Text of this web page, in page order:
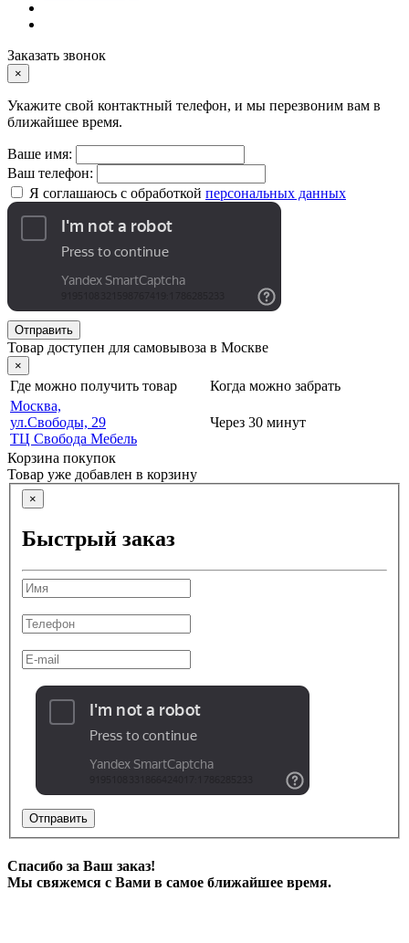
Заказать звонок
×
Укажите свой контактный телефон, и мы перезвоним вам в
ближайшее время.
Ваше имя:
Ваш телефон:
Я соглашаюсь с обработкой персональных данных
Отправить
Товар доступен для самовывоза в Москве
×
Где можно получить товар
Когда можно забрать
Москва,
ул.Свободы, 29
ТЦ Свобода Мебель
Через 30 минут
Корзина покупок
Товар уже добавлен в корзину
×
Быстрый заказ
Отправить
Спасибо за Ваш заказ!
Мы свяжемся с Вами в самое ближайшее время.